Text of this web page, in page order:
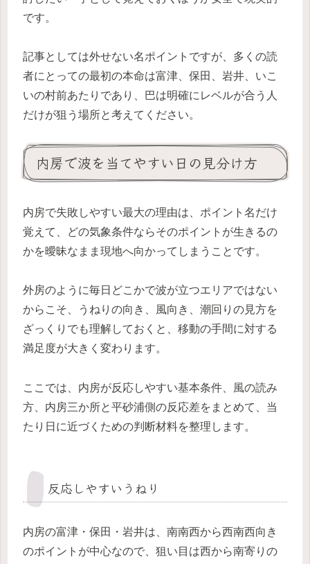
です。
記事としては外せない名ポイントですが、多くの読
者にとっての最初の本命は富津、保田、岩井、いこ
いの村前あたりであり、巴は明確にレベルが合う人
だけが狙う場所と考えてください。
内房で波を当てやすい日の見分け方
内房で失敗しやすい最大の理由は、ポイント名だけ
覚えて、どの気象条件ならそのポイントが生きるの
かを曖昧なまま現地へ向かってしまうことです。
外房のように毎日どこかで波が立つエリアではない
からこそ、うねりの向き、風向き、潮回りの見方を
ざっくりでも理解しておくと、移動の手間に対する
満足度が大きく変わります。
ここでは、内房が反応しやすい基本条件、風の読み
方、内房三か所と平砂浦側の反応差をまとめて、当
たり日に近づくための判断材料を整理します。
反応しやすいうねり
内房の富津・保田・岩井は、南南西から西南西向き
のポイントが中心なので、狙い目は西から南寄りの